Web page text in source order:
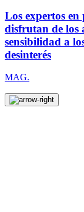
Los expertos en
disfrutan de los
sensibilidad a
desinterés
MAG.